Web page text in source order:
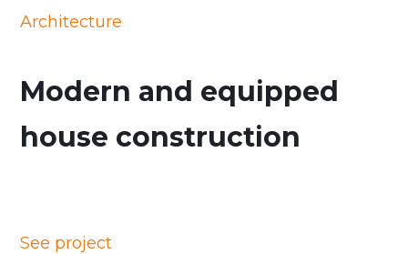
Architecture
Modern and equipped
house construction
See project